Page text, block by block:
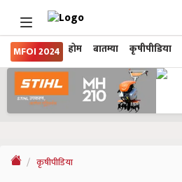
MFOI 2024 होम बातम्या कृषीपीडिया
कृषीपीडिया